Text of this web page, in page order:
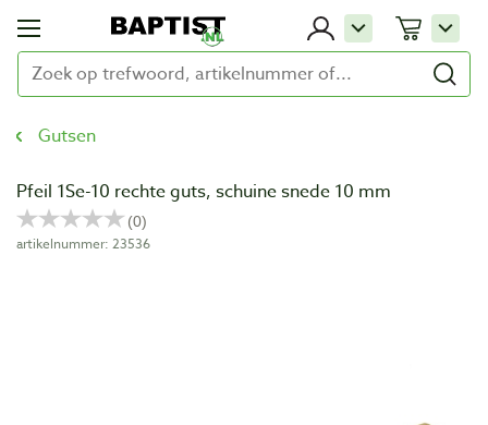
Gutsen
Pfeil 1Se-10 rechte guts, schuine snede 10 mm
artikelnummer: 23536